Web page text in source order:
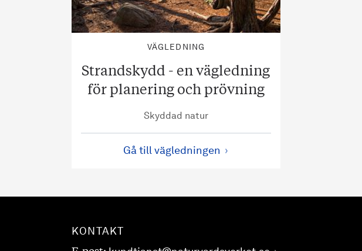
VÄGLEDNING
Strandskydd - en vägledning
för planering och prövning
Skyddad natur
Gå till vägledningen
KONTAKT